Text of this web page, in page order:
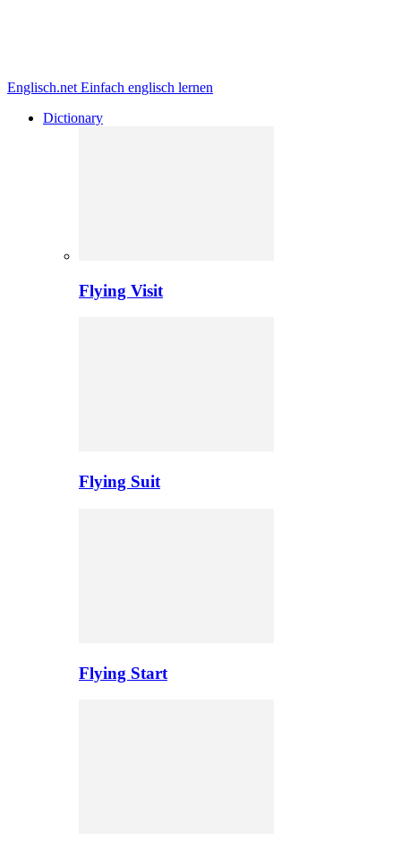
Englisch.net Einfach englisch lernen
Dictionary
Flying Visit
Flying Suit
Flying Start